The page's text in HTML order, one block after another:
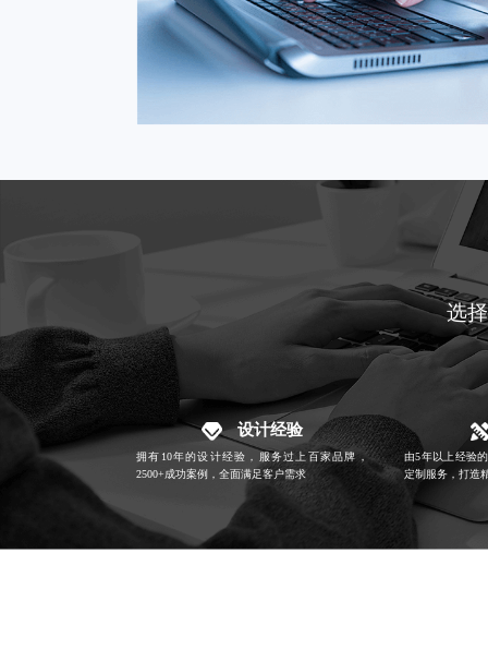
选择
设计经验
拥有10年的设计经验，服务过上百家品牌，
2500+成功案例，全面满足客户需求
由5年以上经验
定制服务，打造